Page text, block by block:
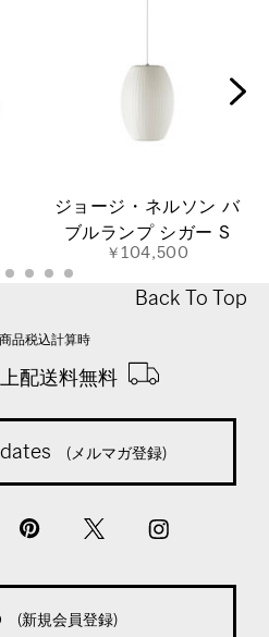
ジョージ・ネルソン バ
ブルランプ シガー S
￥104,500
Back To Top
品税込計算時
配送料無料
(メルマガ登録)
(新規会員登録)